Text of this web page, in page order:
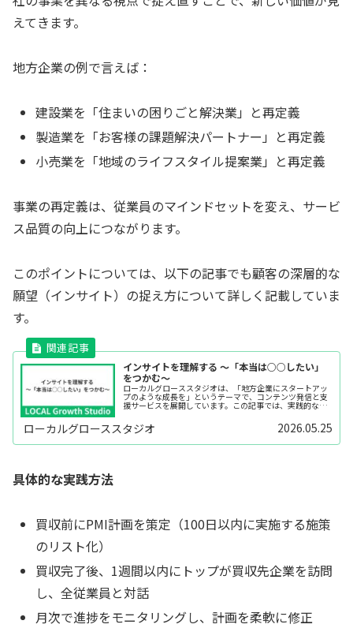
えてきます。
地方企業の例で言えば：
建設業を「住まいの困りごと解決業」と再定義
製造業を「お客様の課題解決パートナー」と再定義
小売業を「地域のライフスタイル提案業」と再定義
事業の再定義は、従業員のマインドセットを変え、サービ
ス品質の向上につながります。
このポイントについては、以下の記事でも顧客の深層的な
願望（インサイト）の捉え方について詳しく記載していま
す。
インサイトを理解する ～「本当は○○したい」
をつかむ〜
ローカルグローススタジオは、「地方企業にスタートアッ
プのような成長を」というテーマで、コンテンツ発信と支
援サービスを展開しています。この記事では、実践的なビ
きます。この記事は、「インサイト...
ローカルグローススタジオ 2026.05.25
具体的な実践方法
買収前にPMI計画を策定（100日以内に実施する施策
のリスト化）
買収完了後、1週間以内にトップが買収先企業を訪問
し、全従業員と対話
月次で進捗をモニタリングし、計画を柔軟に修正